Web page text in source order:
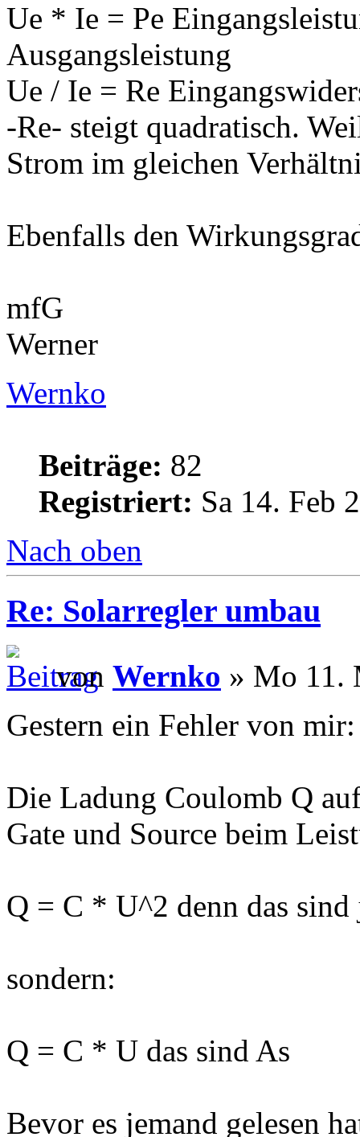
Ue * Ie = Pe
Ausgangsleistung
Ue / Ie = Re
-Re- steigt quadratisch.
Strom im gleichen
Ebenfalls den
mfG
Werner
Wernko
Beiträge: 82
Registriert: Sa 14. Feb
Nach oben
Re: Solarregler umbau
von Wernko » Mo 11.
Gestern ein Fehler von mir:
Die Ladung Coulomb Q
Gate und Source beim
Q = C * U^2 denn das sind
sondern:
Q = C * U das sind As
Bevor es jemand gelesen